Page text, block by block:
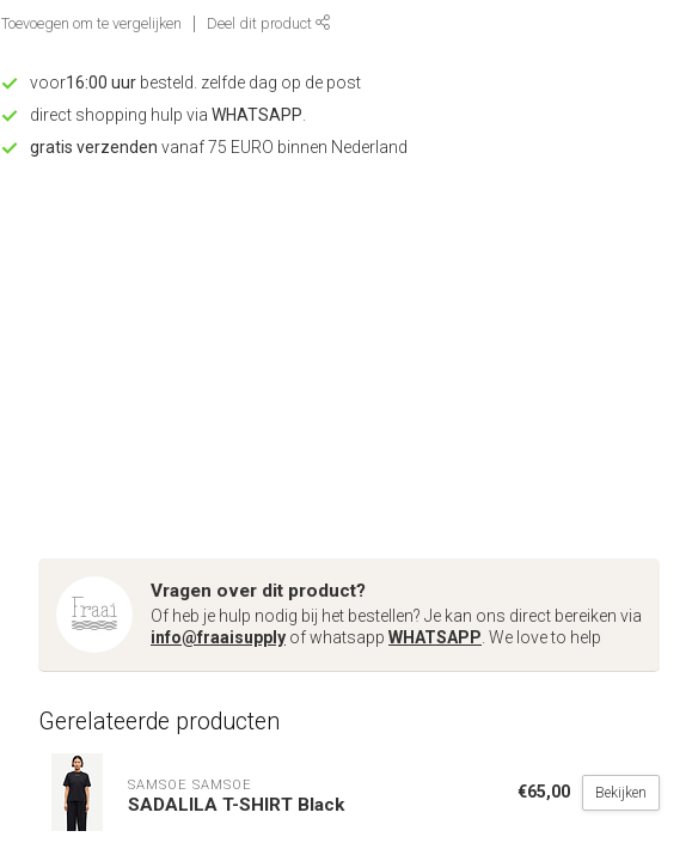
Toevoegen om te vergelijken Deel dit product
voor16:00 uur besteld. zelfde dag op de post
direct shopping hulp viaWHATSAPP
gratis verzenden vanaf 75 EURO binnen Nederland
Vragen over dit product?
Of heb je hulp nodig bij het bestellen? Je kan ons direct bereiken via
info@fraaisupply of whatsapp WHATSAPP . We love to help
Gerelateerde producten
SAMSOE SAMSOE
SADALILA T-SHIRT Black
€65,00 Bekijken